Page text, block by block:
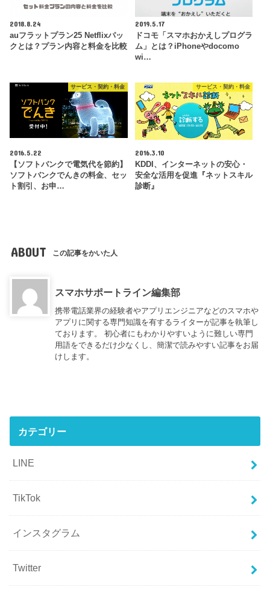
2018.8.24
auフラットプラン25 Netflixパッ
クとは？プラン内容と料金を比較
2019.5.17
ドコモ「スマホおかえしプログラ
ム」とは？iPhoneやdocomo
wi…
サービス・契約・料金
2016.5.22
【ソフトバンクで電気代を節約】
ソフトバンクでんきの料金、セッ
ト割引、お申…
サービス・契約・料金
2016.3.10
KDDI、インターネットの安心・
安全な活用を促進『ネットスキル
診断』
ABOUT この記事をかいた人
スマホサポートライン編集部
携帯電話業界の経験者やアプリエンジニアなどのスマホや
アプリに関する専門知識を有するライターが記事を執筆し
ております。 初心者にもわかりやすいように難しい専門
用語をできるだけ少なくし、簡潔で読みやすい記事をお届
けします。
カテゴリー
LINE
TikTok
インスタグラム
Twitter